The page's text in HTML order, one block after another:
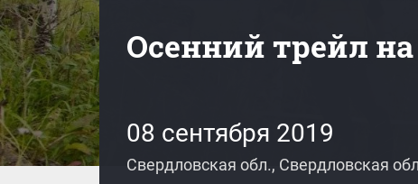
Осенний трейл
08 сентября 2019
Свердловская обл., Свердловская